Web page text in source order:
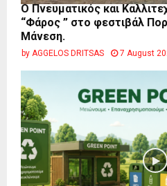
Ο Πνευματικός και
“Φάρος ” στο φεστιβάλ
Μάνεση.
by AGGELOS DRITSAS 7 August